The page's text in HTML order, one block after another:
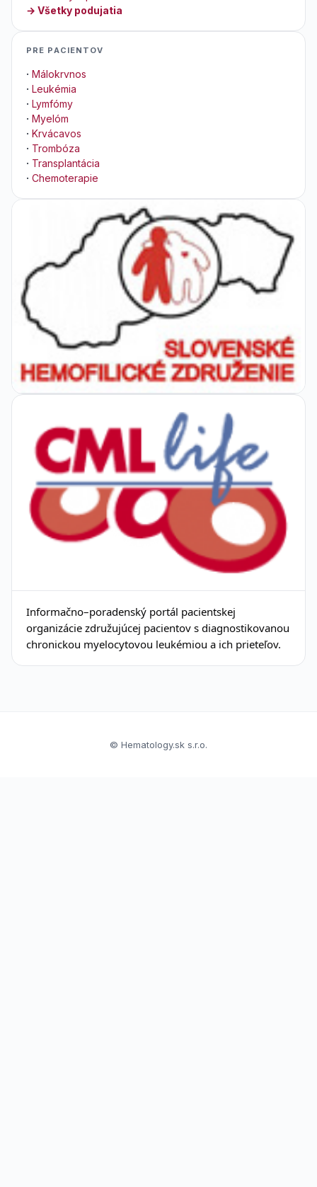
→ Všetky podujatia
PRE PACIENTOV
· Málokrvnos
· Leukémia
· Lymfómy
· Myelóm
· Krvácavos
· Trombóza
· Transplantácia
· Chemoterapie
Informačno–poradenský portál pacientskej
organizácie združujúcej pacientov s diagnostikovanou
chronickou myelocytovou leukémiou a ich prieteľov.
© Hematology.sk s.r.o.